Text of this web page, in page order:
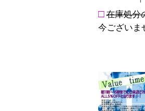
□ 在庫処分
今ございま